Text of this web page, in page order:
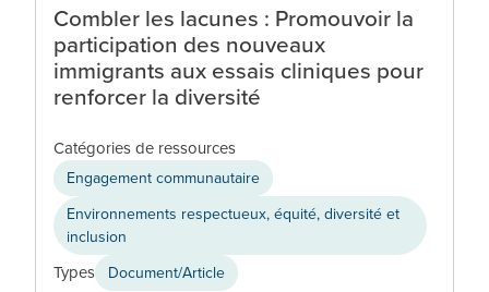
Combler les lacunes : Promouvoir la
participation des nouveaux
immigrants aux essais cliniques pour
renforcer la diversité
Catégories de ressources
Engagement communautaire
Environnements respectueux, équité, diversité et
inclusion
Types Document/Article